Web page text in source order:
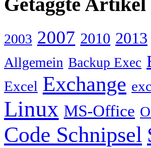
2003 2007 2010 2013
Allgemein Backup Exec
Excel Exchange
Linux MS-Office
Code Schnipsel